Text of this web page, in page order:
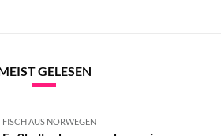
GELESEN
FISCH AUS NORWEGEN